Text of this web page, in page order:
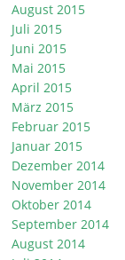
August 2015
Juli 2015
Juni 2015
Mai 2015
April 2015
März 2015
Februar 2015
Januar 2015
Dezember 2014
November 2014
Oktober 2014
September 2014
August 2014